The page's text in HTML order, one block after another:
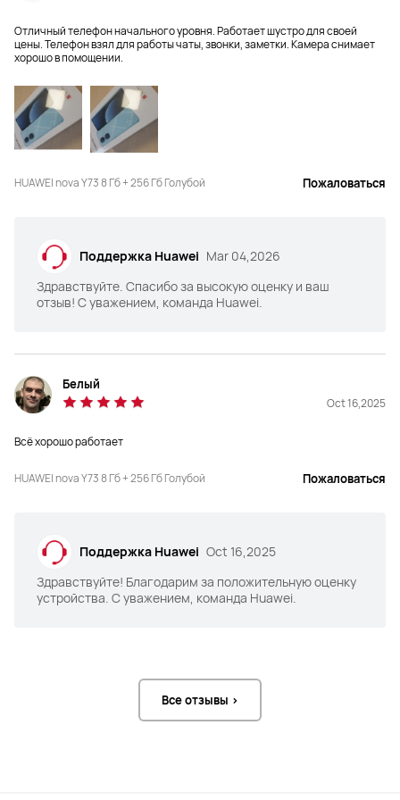
EMUI 12
Батарея
6620 мА*ч
Зарядка
40 Вт HUAWEI SuperCharge
EMUI 12
Отличный телефон начального уровня. Работает шустро для своей
цены. Телефон взял для работы чаты, звонки, заметки. Камера снимает
хорошо в помощении.
HUAWEI nova Y73 8 Гб + 256 Гб Голубой Пожаловаться
Поддержка Huawei Mar 04,2026
Здравствуйте. Спасибо за высокую оценку и ваш
отзыв! С уважением, команда Huawei.
Белый
Oct 16,2025
Всё хорошо работает
HUAWEI nova Y73 8 Гб + 256 Гб Голубой Пожаловаться
Поддержка Huawei Oct 16,2025
Здравствуйте! Благодарим за положительную оценку
устройства. С уважением, команда Huawei.
Все отзывы >